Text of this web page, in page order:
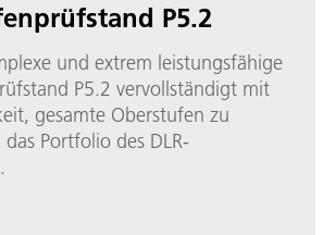
P5.2
und extrem leistungsfähige
P5.2 vervollständigt mit
gesamte Oberstufen zu
Portfolio des DLR-